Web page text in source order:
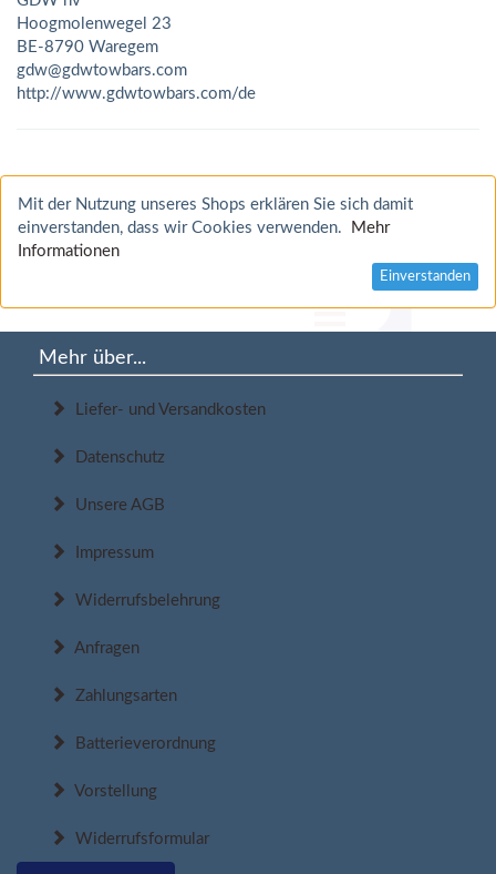
Hoogmolenwegel 23
BE-8790 Waregem
gdw@gdwtowbars.com
http://www.gdwtowbars.com/de
Mit der Nutzung unseres Shops erklären Sie sich damit
einverstanden, dass wir Cookies verwenden.
Mehr
Informationen
Einverstanden
Mehr über...
Liefer- und Versandkosten
Datenschutz
Unsere AGB
Impressum
Widerrufsbelehrung
Anfragen
Zahlungsarten
Batterieverordnung
Vorstellung
Widerrufsformular